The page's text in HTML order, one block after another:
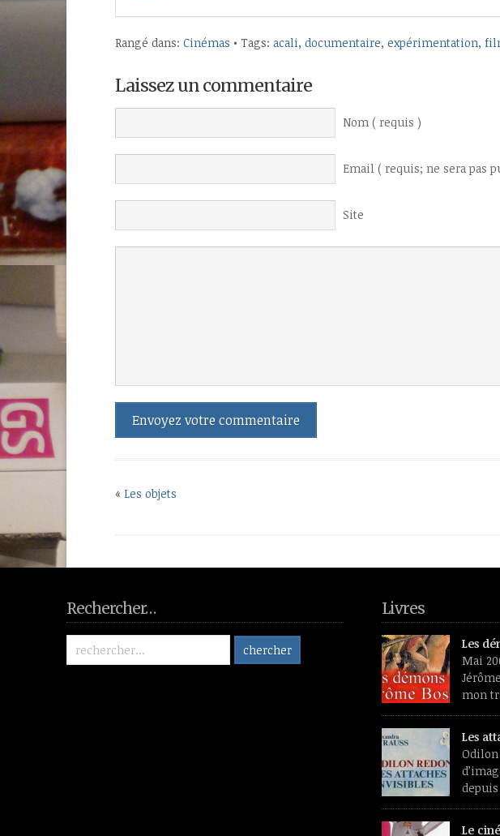
Rangé dans: Cinémas • Tags: acali, documentaire, expérimentation,
Laissez un commentaire
Nom ( requis )
Email ( requis; ne sera pas
Site
« Les objets
Rechercher… Livres
Les
Mai
mon
livre,
librairies et les sites
lecteurs inconnus
travail, un livre de
une chaise longue,
[…]
Les
Odilon
des
papillons
Le